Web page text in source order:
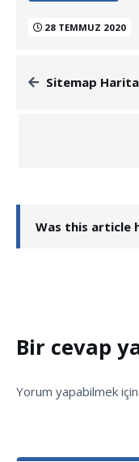
28 TEMMUZ 2020
Sitemap
Was this article
Bir cevap
Yorum yapabilmek için